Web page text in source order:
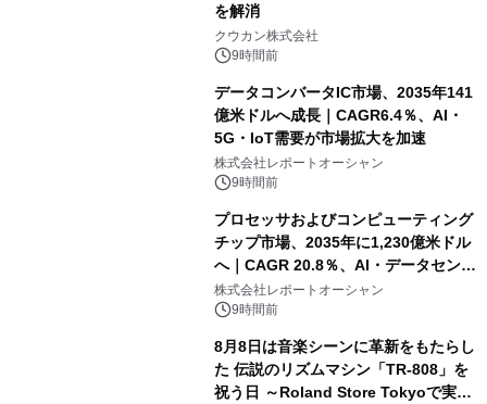
を解消
クウカン株式会社
9時間前
データコンバータIC市場、2035年141
億米ドルへ成長｜CAGR6.4％、AI・
5G・IoT需要が市場拡大を加速
株式会社レポートオーシャン
9時間前
プロセッサおよびコンピューティング
チップ市場、2035年に1,230億米ドル
へ｜CAGR 20.8％、AI・データセンタ
ー需要が成長を牽引
株式会社レポートオーシャン
9時間前
8月8日は音楽シーンに革新をもたらし
た 伝説のリズムマシン「TR-808」を
祝う日 ～Roland Store Tokyoで実機